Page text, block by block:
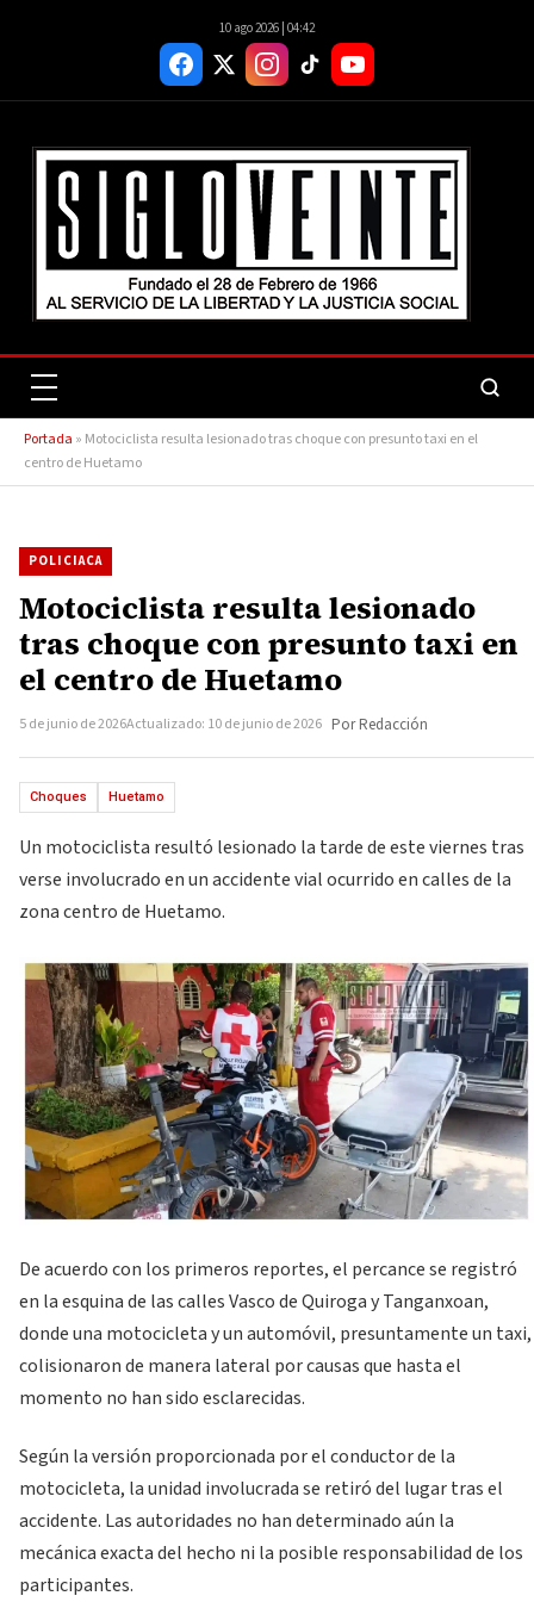
10 ago 2026 | 04:42
Portada » Motociclista resulta lesionado tras choque con presunto taxi en el
centro de Huetamo
POLICIACA
Motociclista resulta lesionado
tras choque con presunto taxi en
el centro de Huetamo
5 de junio de 2026Actualizado: 10 de junio de 2026 Por Redacción
Choques Huetamo
Un motociclista resultó lesionado la tarde de este viernes tras
verse involucrado en un accidente vial ocurrido en calles de la
zona centro de Huetamo.
De acuerdo con los primeros reportes, el percance se registró
en la esquina de las calles Vasco de Quiroga y Tanganxoan,
donde una motocicleta y un automóvil, presuntamente un taxi,
colisionaron de manera lateral por causas que hasta el
momento no han sido esclarecidas.
Según la versión proporcionada por el conductor de la
motocicleta, la unidad involucrada se retiró del lugar tras el
accidente. Las autoridades no han determinado aún la
mecánica exacta del hecho ni la posible responsabilidad de los
participantes.